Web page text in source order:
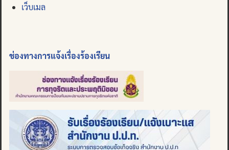
เว็บเมล
ช่องทางการแจ้งเรื่องร้องเรียน